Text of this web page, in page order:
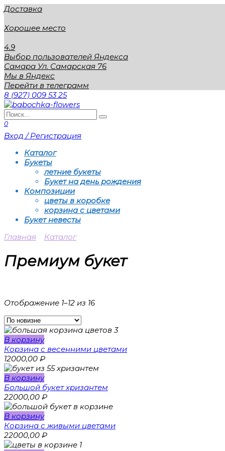
Перейти
содержанию
Доставка
Хорошее место
4.9
Выбор пользователей Яндекса
Самара Ул. Самарская 76
Мы в Яндекс
Перейти в телеграмм
8 (927) 009 53 25
Search
for:
0
Вход / Регистрация
Каталог
Букеты
летние букеты
Букет на день рождения
Композиции
цветы в коробке
корзина с цветами
Букет невесты
Главная
Каталог
Премиум букет
Товар цветы
амариллис
альстромерия(0)
артишок
георгин(0)
гиацинты
гладиолус(0)
илекс(0)
лимониум
нарциссы(0)
пихта
статица(1)
Товар кому
Отображение 1–12 из 16
В корзину
Корзина с весенними цветами
12000,00 ₽
В корзину
Большой букет хризантем
22000,00 ₽
В корзину
Корзина с живыми цветами
22000,00 ₽